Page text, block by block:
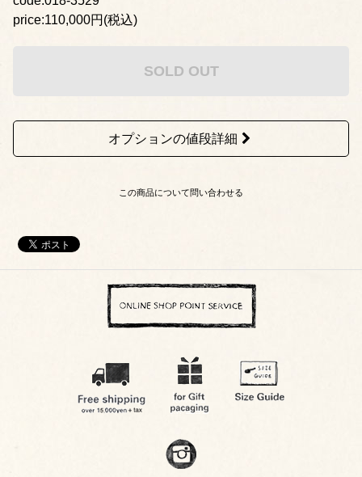
price:110,000円(税込)
SOLD OUT
オプションの値段詳細
この商品について問い合わせる